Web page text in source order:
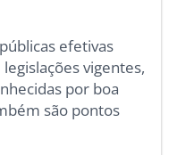
efetivas
vigentes,
por boa
são pontos